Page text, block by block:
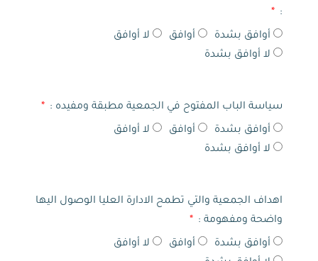
:
أوافق بشدة أوافق
لا أوافق
لا أوافق بشدة
سياسة الباب المفتوح في الجمعية مطبقة ومفيده :
أوافق بشدة أوافق
لا أوافق
لا أوافق بشدة
اهداف الجمعية والتي تطمح الادارة العليا الوصول اليها
واضحة ومفهومة :
أوافق بشدة أوافق
لا أوافق